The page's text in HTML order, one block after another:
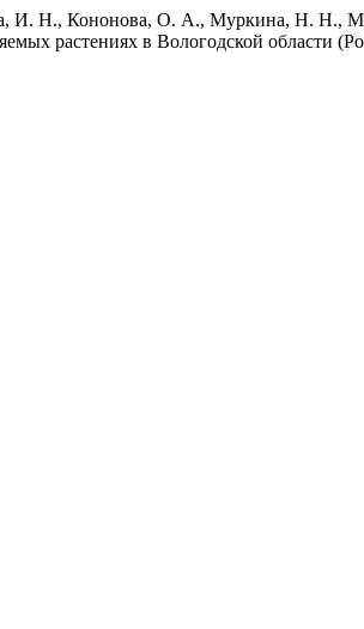
И. Н., Кононова, О. А., Муркина, Н. Н.,
растениях в Вологодской области